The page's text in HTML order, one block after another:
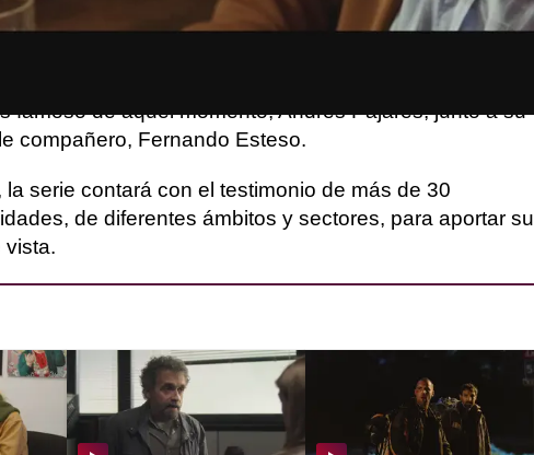
famoso de aquel momento, Andrés Pajares, junto a su
compañero, Fernando Esteso.
la serie contará con el testimonio de más de 30
de diferentes ámbitos y sectores, para aportar su
vista.